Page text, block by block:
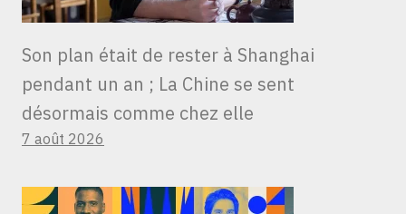
Son plan était de rester à Shanghai
pendant un an ; La Chine se sent
désormais comme chez elle
7 août 2026